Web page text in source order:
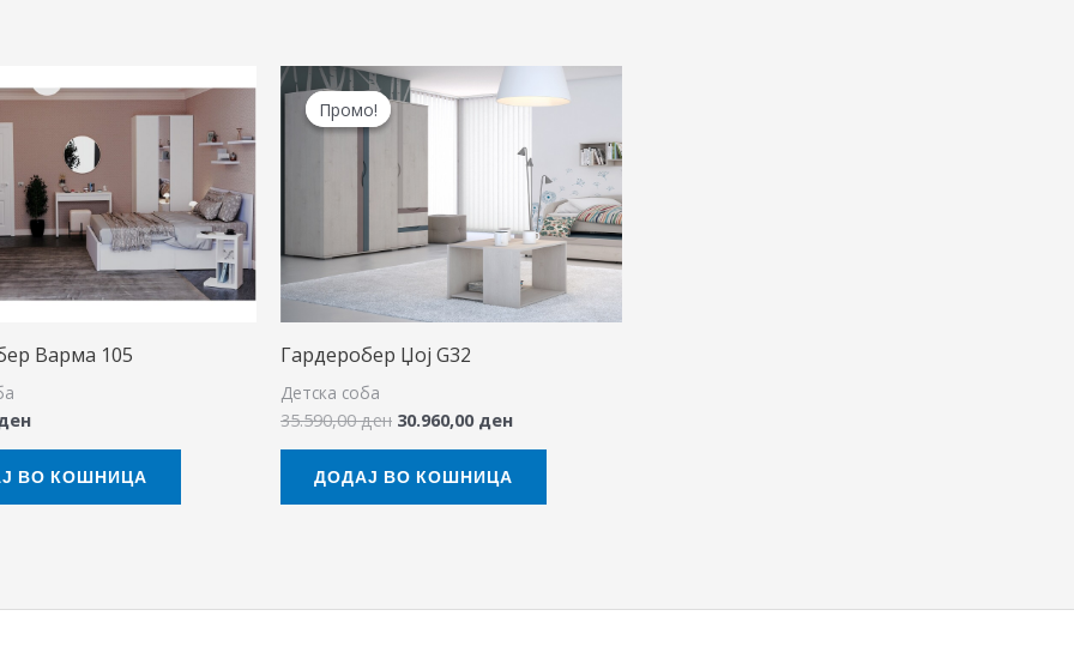
Варма 105
ВО КОШНИЦА
Промо!
Промо!
Гардеробер Џој G32
Детска соба
35.590,00ден
Original
price
30.960,00 ден
Current
price
30.960,00 ден.
ДОДАЈ ВО КОШНИЦА